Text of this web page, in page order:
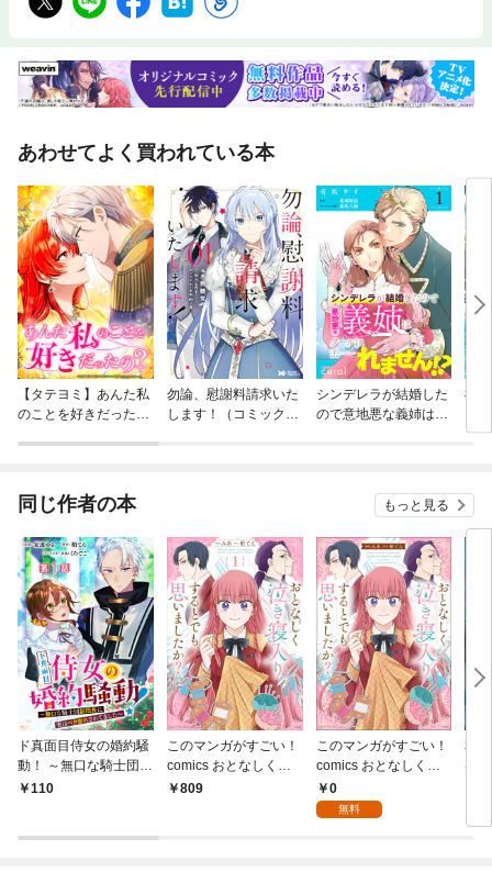
あわせてよく買われている本
【タテヨミ】あんた私
のことを好きだった
勿論、慰謝料請求いた
します！（コミック）
シンデレラが結婚した
ので意地悪な義姉はク
神
同じ作者の本 もっと見る
ド真面目侍女の婚約騒
動！ ～無口な騎士団副
団長に実はベタ惚れさ
110
このマンガがすごい！
comics おとなしく泣
き寝入りするとでも思
809
このマンガがすごい！
comics おとなしく泣
き寝入りするとでも思
いましたか？【単話
0
無料
私
は